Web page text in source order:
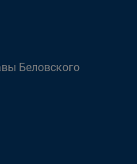
Беловского